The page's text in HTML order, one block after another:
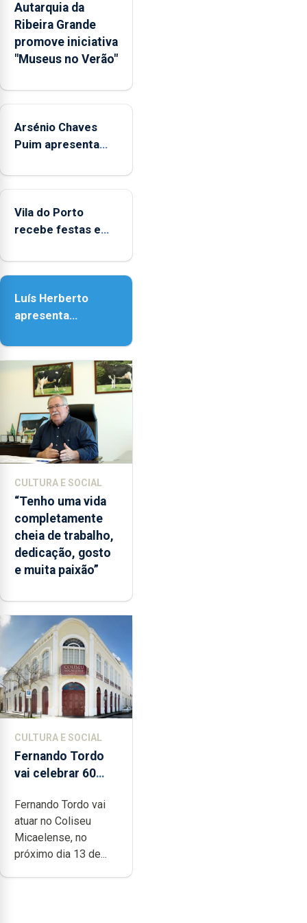
pessoais,
emocionais
e
sociais
das
Autarquia da
Ribeira Grande
promove iniciativa
"Museus no Verão"
Arsénio Chaves
Puim apresenta
de Vila do Porto
Vila do Porto
recebe festas em
Senhora da
Luís Herberto
apresenta
Paisagem’
CULTURA E SOCIAL
“Tenho uma vida
completamente
cheia de trabalho,
dedicação, gosto
e muita paixão”
CULTURA E SOCIAL
Fernando Tordo
vai celebrar 60
no Coliseu
Micaelense
Fernando Tordo vai
atuar no Coliseu
Micaelense, no
próximo dia 13 de...